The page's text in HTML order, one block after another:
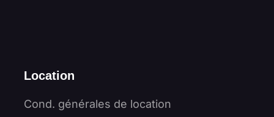
Location
Cond. générales de location